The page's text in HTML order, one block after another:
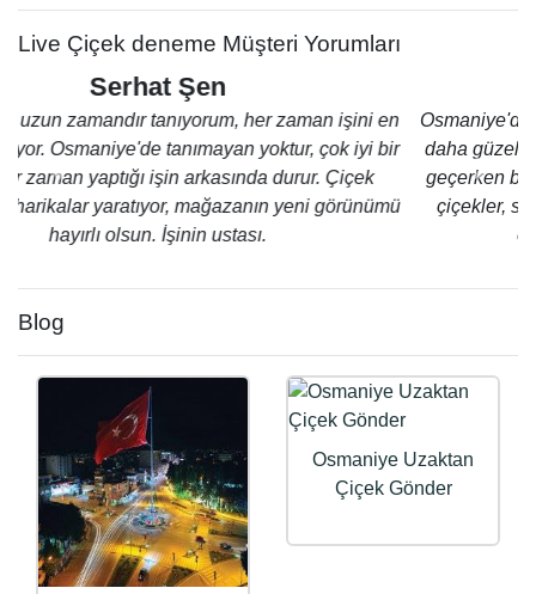
Live Çiçek deneme Müşteri Yorumları
Burhan Kal
Osmaniye'de en özel günlerimiz Mutlu abimiz sayesinde
daha güzel geçiyor. Eşimin en çok sevdiği çiçekleri eve
geçerken buradan temin ediyorum. Her zaman tap taze
çiçekler, saksı çiçekler ile beni hiçbir zaman mahçup
etmedi. Kendisi işinde çok iyi biri.
Geri İleri
Blog
Osmaniye Uzaktan
Çiçek Gönder